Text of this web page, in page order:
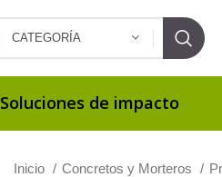
CATEGORÍA
Soluciones de impacto
Inicio Concretos y Morteros